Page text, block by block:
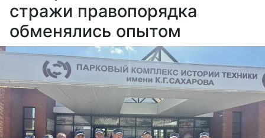
стражи правопорядка
обменялись опытом